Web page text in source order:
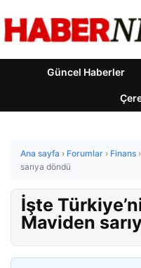
Güncel Haberler
Ana sayfa › Forumlar › Finans ›
sarıya döndü
İşte
Maviden